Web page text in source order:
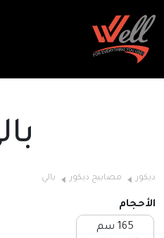
ديكور مصابيح ديكور بالي
الأحجام
165 سم